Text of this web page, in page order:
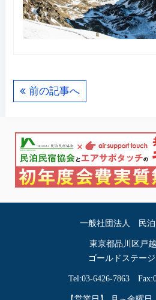
前の記事へ
一般社団法人 民泊
東京都品川区戸
ゴールドステー
Tel:03-6426-7863